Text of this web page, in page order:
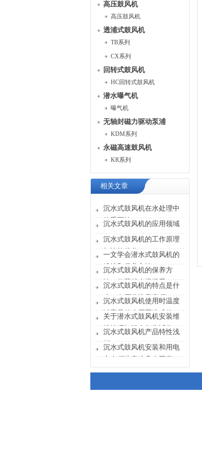
高压鼓风机
高压鼓风机
透浦式鼓风机
TB系列
CX系列
回转式鼓风机
HC回转式鼓风机
潜水曝气机
曝气机
无轴封磁力驱动泵浦
KDM系列
永磁高速鼓风机
KR系列
相关文章
沉水式鼓风机在水处理中
的重要性
沉水式鼓风机的应用领域
沉水式鼓风机的工作原理
与性能优化
一文学会潜水式鼓风机的
维护和保养方法
沉水式鼓风机的保养方
法，收藏起来慢慢看！
沉水式鼓风机的特点是什
么？有哪些注意事项？
沉水式鼓风机使用时温度
过高是什么原因造成的
关于潜水式鼓风机安装维
护技巧知识全都告诉你
沉水式鼓风机产品特性浅
析
沉水式鼓风机安装和用电
安全须注意这几个因素